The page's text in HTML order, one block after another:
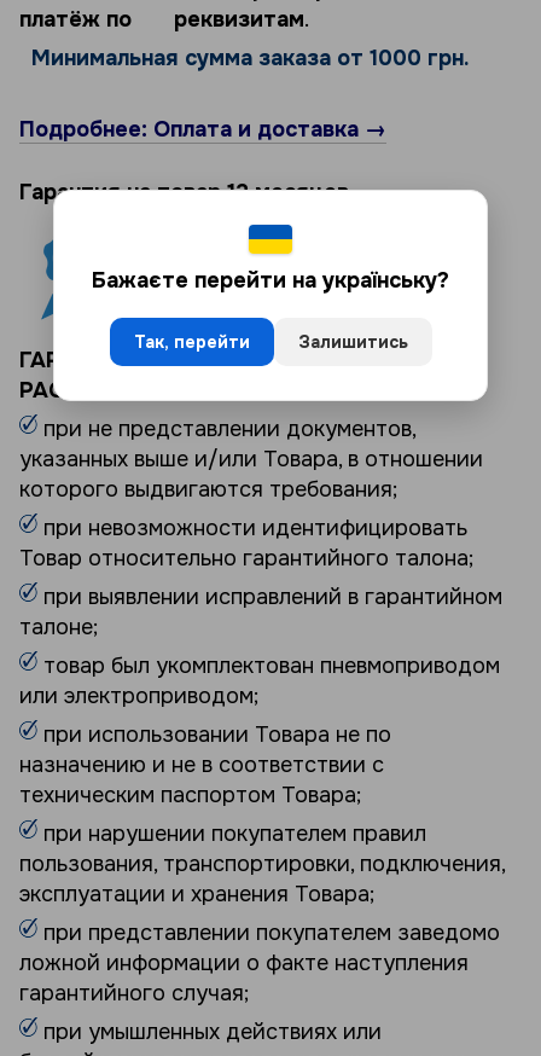
платёж по реквизитам.
Минимальная сумма заказа от 1000 грн.
Подробнее: Оплата и доставка →
Гарантия на товар 12 месяцев.
ГАРАНТИЯ НА ТОВАР НЕ
РАСПРОСТРАНЯЕТСЯ:
при не представлении документов,
указанных выше и/или Товара, в отношении
которого выдвигаются требования;
при невозможности идентифицировать
Товар относительно гарантийного талона;
при выявлении исправлений в гарантийном
талоне;
товар был укомплектован пневмоприводом
или электроприводом;
при использовании Товара не по
назначению и не в соответствии с
техническим паспортом Товара;
при нарушении покупателем правил
пользования, транспортировки, подключения,
эксплуатации и хранения Товара;
при представлении покупателем заведомо
ложной информации о факте наступления
гарантийного случая;
при умышленных действиях или
Бажаєте перейти на українську?
Так, перейти Залишитись